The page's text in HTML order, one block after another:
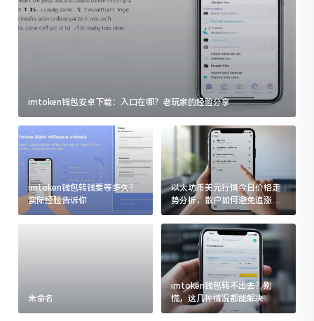
imtoken钱包安卓下载：入口在哪？老玩家的经验分享
imtoken钱包转钱要等多久？
实际经验告诉你
以太坊币美元行情今日价格走
势分析，散户如何避免追涨杀
跌被套牢
未命名
imtoken钱包转不出去？别
慌，这几种情况都能解决